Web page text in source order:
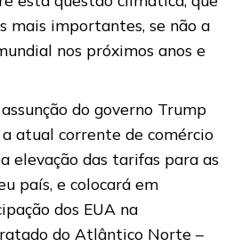
mais importantes, se não a
nos próximos anos e
do governo Trump
atual corrente de comércio
elevação das tarifas para as
país, e colocará em
dos EUA na
do Atlântico Norte –